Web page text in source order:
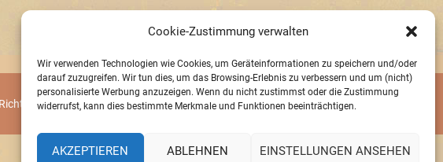
Cookie-Zustimmung verwalten
Wir verwenden Technologien wie Cookies, um Geräteinformationen zu speichern und/oder
darauf zuzugreifen. Wir tun dies, um das Browsing-Erlebnis zu verbessern und um (nicht)
personalisierte Werbung anzuzeigen. Wenn du nicht zustimmst oder die Zustimmung
widerrufst, kann dies bestimmte Merkmale und Funktionen beeinträchtigen.
AKZEPTIEREN ABLEHNEN EINSTELLUNGEN ANSEHEN
(EU)